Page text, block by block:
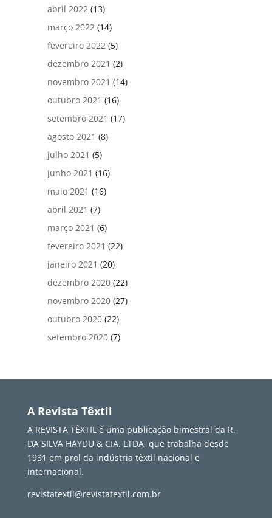
abril 2022 (13)
março 2022 (14)
fevereiro 2022 (5)
dezembro 2021 (2)
novembro 2021 (14)
outubro 2021 (16)
setembro 2021 (17)
agosto 2021 (8)
julho 2021 (5)
junho 2021 (16)
maio 2021 (16)
abril 2021 (7)
março 2021 (6)
fevereiro 2021 (22)
janeiro 2021 (20)
dezembro 2020 (22)
novembro 2020 (27)
outubro 2020 (22)
setembro 2020 (7)
A Revista Têxtil
A REVISTA TÊXTIL é uma publicação bimestral da R.
DA SILVA HAYDU & CIA. LTDA, que trabalha desde
1931 em prol da indústria têxtil nacional e
internacional.
revistatextil@revistatextil.com.br